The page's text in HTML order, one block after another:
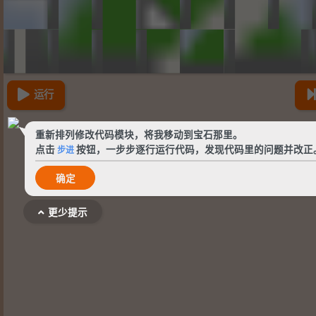
运行
重新排列修改代码模块，将我移动到宝石那里。
点击 步进 按钮，一步步逐行运行代码，发现代码里的问题并改正
确定
更少提示